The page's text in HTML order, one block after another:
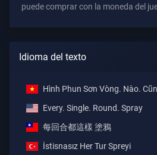
puede comprar con la moneda del
Idioma del texto
Hình Phun Sơn Vòng. Nào.
Every. Single. Round. Spray
每回合都這樣 塗鴉
İstisnasız Her Tur Spreyi